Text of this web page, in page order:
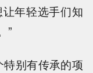
让年轻选手们知
”
别有传承的项